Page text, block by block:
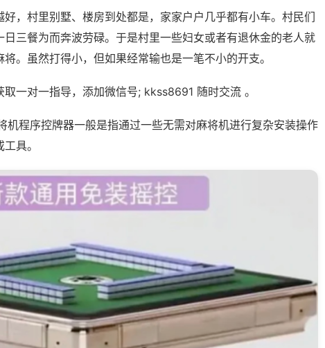
，村里别墅、楼房到处都是，家家户户几乎都有小车。村民们
三餐为而奔波劳碌。于是村里一些妇女或者有退休金的老人就
。虽然打得小，但如果经常输也是一笔不小的开支。
一对一指导，添加微信号; kkss8691 随时交流 。
机程序控牌器一般是指通过一些无需对麻将机进行复杂安装操作
具。